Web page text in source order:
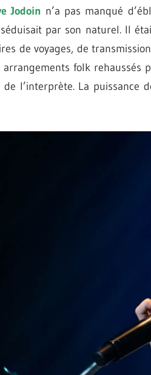
Jodoin n’a pas manqué
par son naturel. Il
de voyages, de
arrangements folk rehaussés
de l’interprète. La puissance